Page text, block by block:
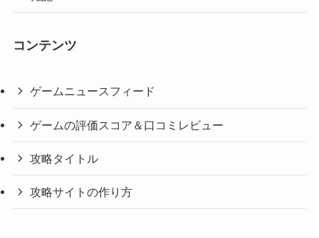
コンテンツ
ゲームニュースフィード
ゲームの評価スコア＆口コミレビュー
攻略タイトル
攻略サイトの作り方